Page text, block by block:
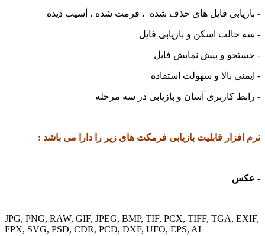
فایل های حذف شده ، فرمت شده ، آسیب دیده
اسکن و بازیابی فایل
و پیش نمایش فایل
بالا و سهولت استفاده
کاربری آسان و بازیابی در سه مرحله
قابلیت بازیابی فرمکت های زیر را دارا می باشد :
JPG, PNG, RAW, GIF, JPEG, BMP, TIF, PCX, TIFF, TGA,
FPX, SVG, PSD, CDR, PCD, DXF, UFO, EPS, AI